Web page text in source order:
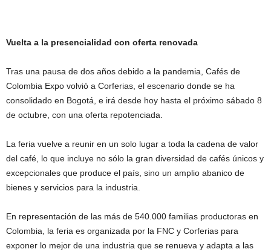
Vuelta a la presencialidad con oferta renovada
Tras una pausa de dos años debido a la pandemia, Cafés de
Colombia Expo volvió a Corferias, el escenario donde se ha
consolidado en Bogotá, e irá desde hoy hasta el próximo sábado 8
de octubre, con una oferta repotenciada.
La feria vuelve a reunir en un solo lugar a toda la cadena de valor
del café, lo que incluye no sólo la gran diversidad de cafés únicos y
excepcionales que produce el país, sino un amplio abanico de
bienes y servicios para la industria.
En representación de las más de 540.000 familias productoras en
Colombia, la feria es organizada por la FNC y Corferias para
exponer lo mejor de una industria que se renueva y adapta a las